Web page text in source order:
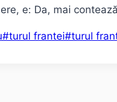
e: Da, mai
#turul frantei#turul